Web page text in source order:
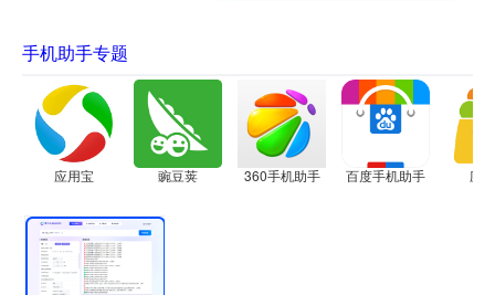
手机助手专题
应用宝 豌豆荚 360手机助手 百度手机助手 应